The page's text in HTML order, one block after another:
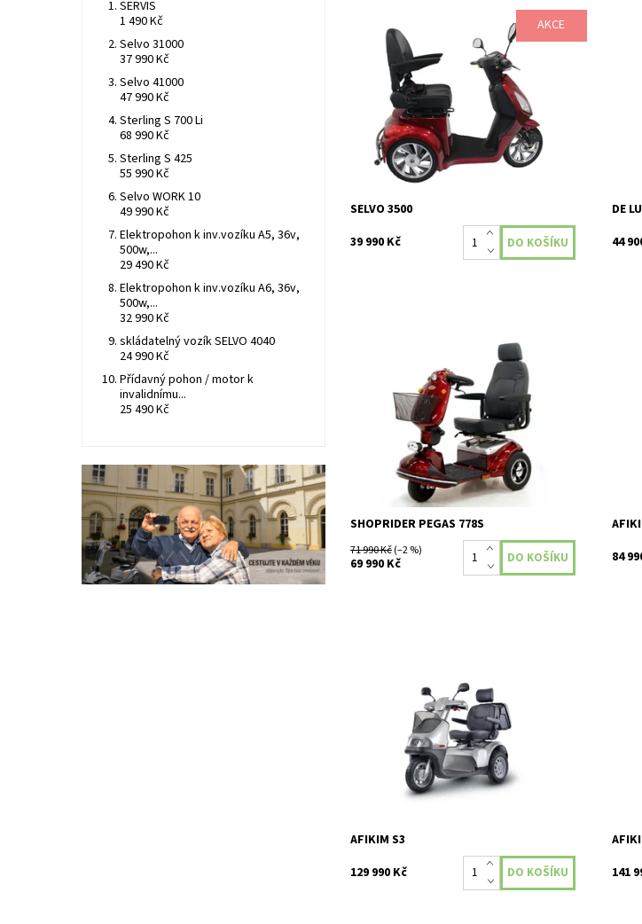
AKCE
Kvalitní vozík se stoupavostí větší než
15%. Ideální volba do členitého terénu.
Dostupnost:
Skladem
37
Značka:
Selvo
Záruka:
2 roky
SELVO 3500
39 990 Kč
DE
44
Shoprider Pegas je 3 kolový skútr, který
nabízí vynikající design a ovladatelnost při
maximální rychlosti. Je ideální pro vnitřní i
venkovní...
Dostupnost:
Skladem
134
Shoprider
2 roky
SHOPRIDER PEGAS 778S
71 990 Kč(–2 %)
69 990 Kč
84
je vítězem prestižní ceny Red Dot Design
Award. Nabízí působivý rozsah řízení a
ergonomický design, aby byla jízda velmi
pohodlná. Skútr má...
Dostupnost:
Skladem
146
Afikim
2 roky
AFIKIM S3
129 990 Kč
Dot
141
SERVIS
1 490 Kč
Selvo 31000
37 990 Kč
Selvo 41000
47 990 Kč
Sterling S 700 Li
68 990 Kč
Sterling S 425
55 990 Kč
Selvo WORK 10
49 990 Kč
Elektropohon k inv.vozíku A5, 36v,
500w,...
29 490 Kč
Elektropohon k inv.vozíku A6, 36v,
500w,...
32 990 Kč
skládatelný vozík SELVO 4040
24 990 Kč
Přídavný pohon / motor k
invalidnímu...
25 490 Kč